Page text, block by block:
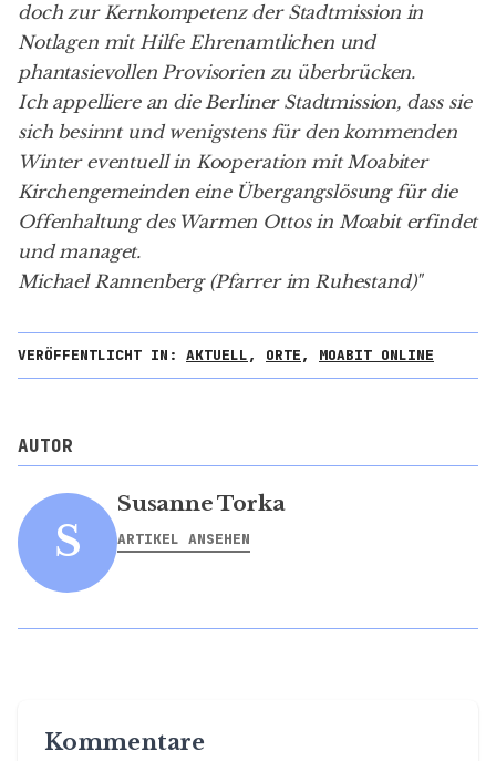
doch zur Kernkompetenz der Stadtmission in
Notlagen mit Hilfe Ehrenamtlichen und
phantasievollen Provisorien zu überbrücken.
Ich appelliere an die Berliner Stadtmission, dass sie
sich besinnt und wenigstens für den kommenden
Winter eventuell in Kooperation mit Moabiter
Kirchengemeinden eine Übergangslösung für die
Offenhaltung des Warmen Ottos in Moabit erfindet
und managet.
Michael Rannenberg (Pfarrer im Ruhestand)"
VERÖFFENTLICHT IN: AKTUELL, ORTE, MOABIT ONLINE
AUTOR
S
Susanne Torka
ARTIKEL ANSEHEN
Kommentare